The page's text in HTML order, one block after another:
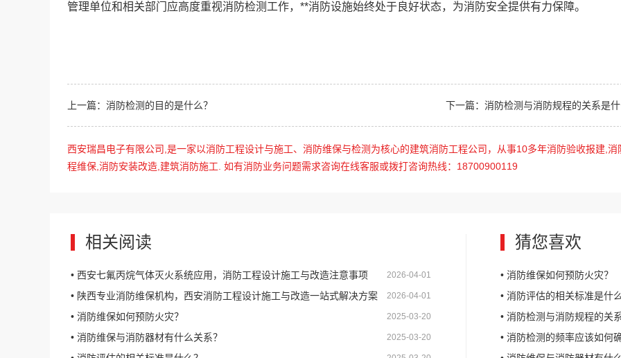
管理单位和相关部门应高度重视消防检测工作，**消防设施始终处于良好状态，为消防安全提供有力保障。
上一篇：消防检测的目的是什么？ 下一篇：消防检测与消防规程的关系是什
西安瑞昌电子有限公司,是一家以消防工程设计与施工、消防维保与检测为核心的建筑消防工程公司，从事10多年消防验收报建,消
程维保,消防安装改造,建筑消防施工. 如有消防业务问题需求咨询在线客服或拨打咨询热线：18700900119
相关阅读
2026-04-01
• 西安七氟丙烷气体灭火系统应用，消防工程设计施工与改造注意事项
2026-04-01
• 陕西专业消防维保机构，西安消防工程设计施工与改造一站式解决方案
2025-03-20
• 消防维保如何预防火灾？
2025-03-20
• 消防维保与消防器材有什么关系？
猜您喜欢
• 消防维保如何预防火灾？
• 消防评估的相关标准是什么
• 消防检测与消防规程的关
• 消防检测的频率应该如何